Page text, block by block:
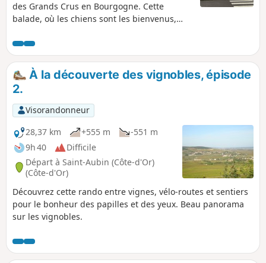
des Grands Crus en Bourgogne. Cette
balade, où les chiens sont les bienvenus,
les collines à travers les vignobles et les
bois, pour finir dans la banlieue de Beaune,
dans le charmant parc de la Bouzaise. Si tu
le souhaites, tu peux faire une boucle facile
pour revenir au point de départ.
À la découverte des vignobles, épisode
2.
Visorandonneur
28,37 km
+555 m
-551 m
9h 40
Difficile
Départ à Saint-Aubin (Côte-d'Or)
(Côte-d'Or)
Découvrez cette rando entre vignes, vélo-routes et sentiers
pour le bonheur des papilles et des yeux. Beau panorama
sur les vignobles.